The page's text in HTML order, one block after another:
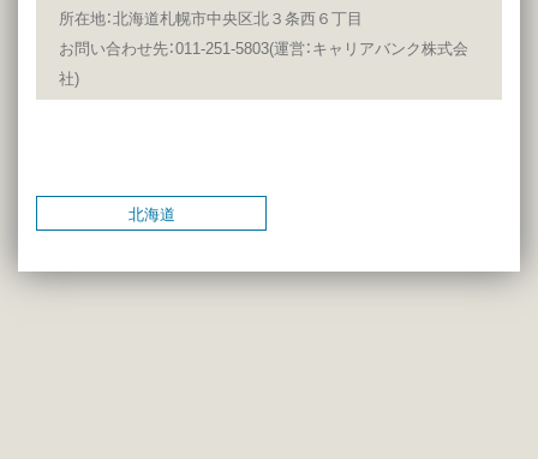
所在地：北海道札幌市中央区北３条西６丁目
お問い合わせ先：011-251-5803(運営：キャリアバンク株式会
社)
北海道